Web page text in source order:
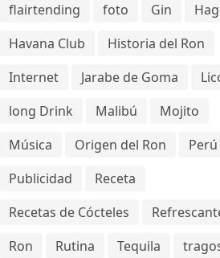
flairtending
foto Gin
Havana Club
Historia del Ron
Internet
Jarabe de Goma
long Drink
Malibú
Mojito
Música
Origen del Ron
Perú
Publicidad
Receta
Recetas de Cócteles
Ron
Rutina Tequila